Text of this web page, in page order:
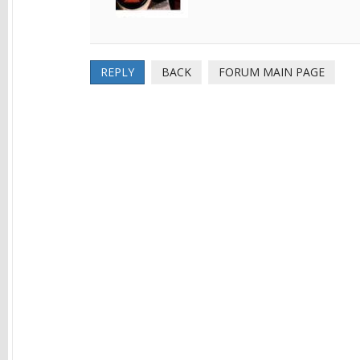
REPLY BACK FORUM MAIN PAGE